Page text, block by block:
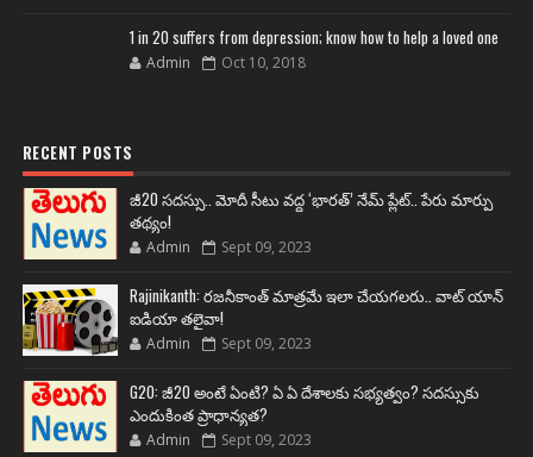
1 in 20 suffers from depression; know how to help a loved one
Admin Oct 10, 2018
RECENT POSTS
జీ20 సదస్సు.. మోదీ సీటు వద్ద ‘భారత్’ నేమ్ ప్లేట్‌.. పేరు మార్పు
తథ్యం!
Admin Sept 09, 2023
Rajinikanth: రజనీకాంత్ మాత్రమే ఇలా చేయగలరు.. వాట్ యాన్
ఐడియా తలైవా!
Admin Sept 09, 2023
G20: జీ20 అంటే ఏంటి? ఏ ఏ దేశాలకు సభ్యత్వం? సదస్సుకు
ఎందుకింత ప్రాధాన్యత?
Admin Sept 09, 2023